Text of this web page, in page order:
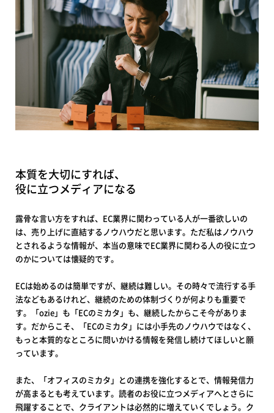
本質を大切にすれば、
役に立つメディアになる
露骨な言い方をすれば、EC業界に関わっている人が一番欲しいの
は、売り上げに直結するノウハウだと思います。ただ私はノウハウ
とされるような情報が、本当の意味でEC業界に関わる人の役に立つ
のかについては懐疑的です。
ECは始めるのは簡単ですが、継続は難しい。その時々で流行する手
法などもあるけれど、継続のための体制づくりが何よりも重要で
す。「ozie」も「ECのミカタ」も、継続したからこそ今がありま
す。だからこそ、「ECのミカタ」には小手先のノウハウではなく、
もっと本質的なところに問いかける情報を発信し続けてほしいと願
っています。
また、「オフィスのミカタ」との連携を強化するとで、情報発信力
が高まるとも考えています。読者のお役に立つメディアへとさらに
飛躍することで、クライアントは必然的に増えていくでしょう。ク